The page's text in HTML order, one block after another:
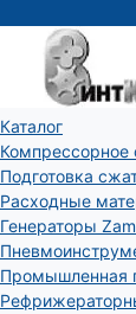
Каталог
Компрессорное
Подготовка
Расходные
Генераторы
Промышленная